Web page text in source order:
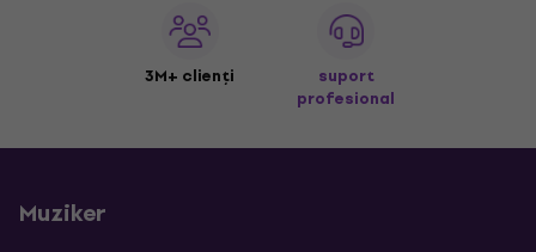
3M+ clienți
suport
profesional
Muziker